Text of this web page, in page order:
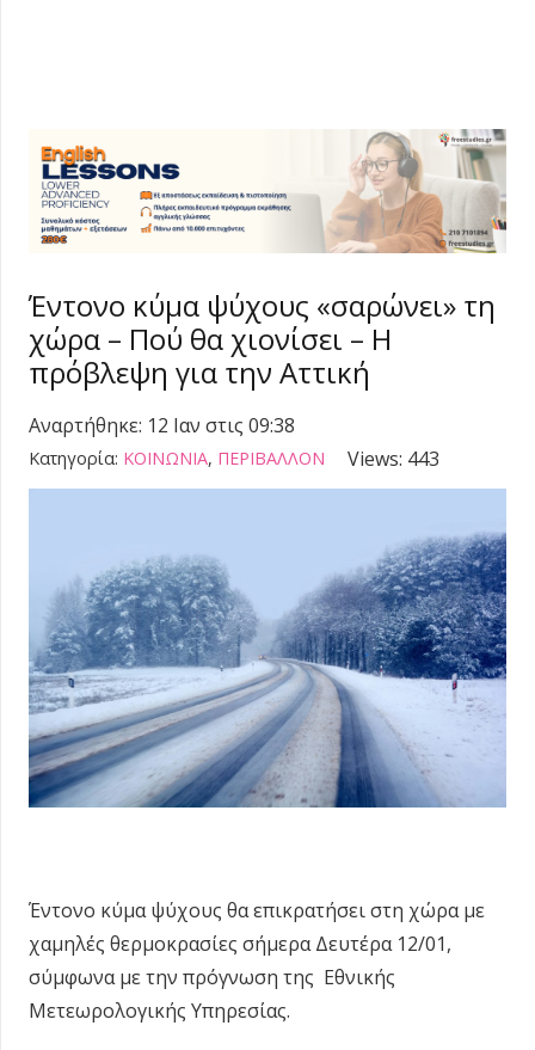
Έντονο κύμα ψύχους «σαρώνει» τη
χώρα – Πού θα χιονίσει – Η
πρόβλεψη για την Αττική
Αναρτήθηκε: 12 Ιαν στις 09:38
Κατηγορία: ΚΟΙΝΩΝΙΑ, ΠΕΡΙΒΑΛΛΟΝ Views: 443
Έντονο κύμα ψύχους θα επικρατήσει στη χώρα με
χαμηλές θερμοκρασίες σήμερα Δευτέρα 12/01,
σύμφωνα με την πρόγνωση της Εθνικής
Μετεωρολογικής Υπηρεσίας.